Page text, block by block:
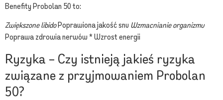
Benefity Probolan 50 to:
Zwiększone libidoPoprawiona jakość snu Wzmacnianie organizmu
Poprawa zdrowia nerwów * Wzrost energii
Ryzyka – Czy istnieją jakieś ryzyka
związane z przyjmowaniem Probolan
50?